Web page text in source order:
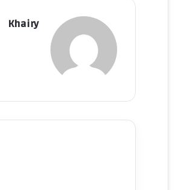
Khairy